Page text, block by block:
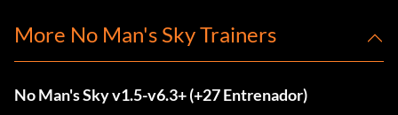
More No Man's Sky Trainers
No Man's Sky v1.5-v6.3+ (+27 Entrenador)